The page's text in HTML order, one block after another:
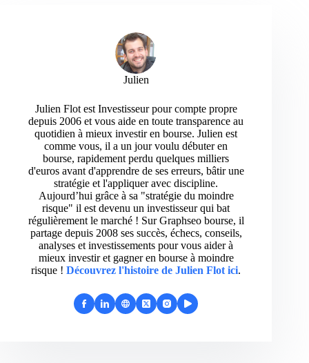
Julien
Julien Flot est Investisseur pour compte propre
depuis 2006 et vous aide en toute transparence au
quotidien à mieux investir en bourse. Julien est
comme vous, il a un jour voulu débuter en
bourse, rapidement perdu quelques milliers
d'euros avant d'apprendre de ses erreurs, bâtir une
stratégie et l'appliquer avec discipline.
Aujourd’hui grâce à sa "stratégie du moindre
risque" il est devenu un investisseur qui bat
régulièrement le marché ! Sur Graphseo bourse, il
partage depuis 2008 ses succès, échecs, conseils,
analyses et investissements pour vous aider à
mieux investir et gagner en bourse à moindre
risque ! Découvrez l'histoire de Julien Flot ici.